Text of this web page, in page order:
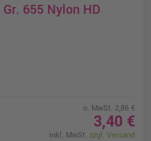
655 Nylon HD
o. MwSt. 2,86 €
3,40 €
inkl. MwSt. zzgl. Versand